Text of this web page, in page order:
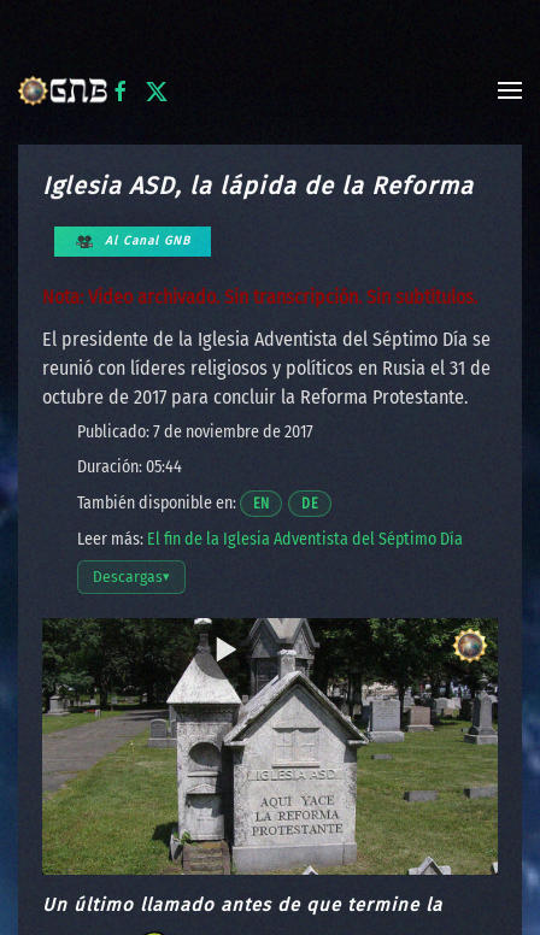
Iglesia ASD, la lápida de la Reforma
Al Canal GNB
Nota: Video archivado. Sin transcripción. Sin subtítulos.
El presidente de la Iglesia Adventista del Séptimo Día se
reunió con líderes religiosos y políticos en Rusia el 31 de
octubre de 2017 para concluir la Reforma Protestante.
Publicado: 7 de noviembre de 2017
Duración: 05:44
También disponible en:
ENAbre un video en una nueva ventana.
DEAbre un video en una nueva
Leer más: El fin de la Iglesia Adventista del Séptimo Día
Descargas▾
Abrir opciones de descarga
Un último llamado antes de que termine la